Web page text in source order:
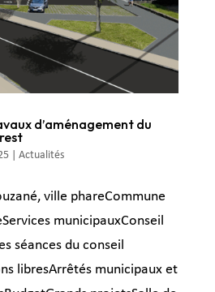
d’aménagement du
| Actualités
ville phareCommune
municipauxConseil
séances du conseil
libresArrêtés municipaux et